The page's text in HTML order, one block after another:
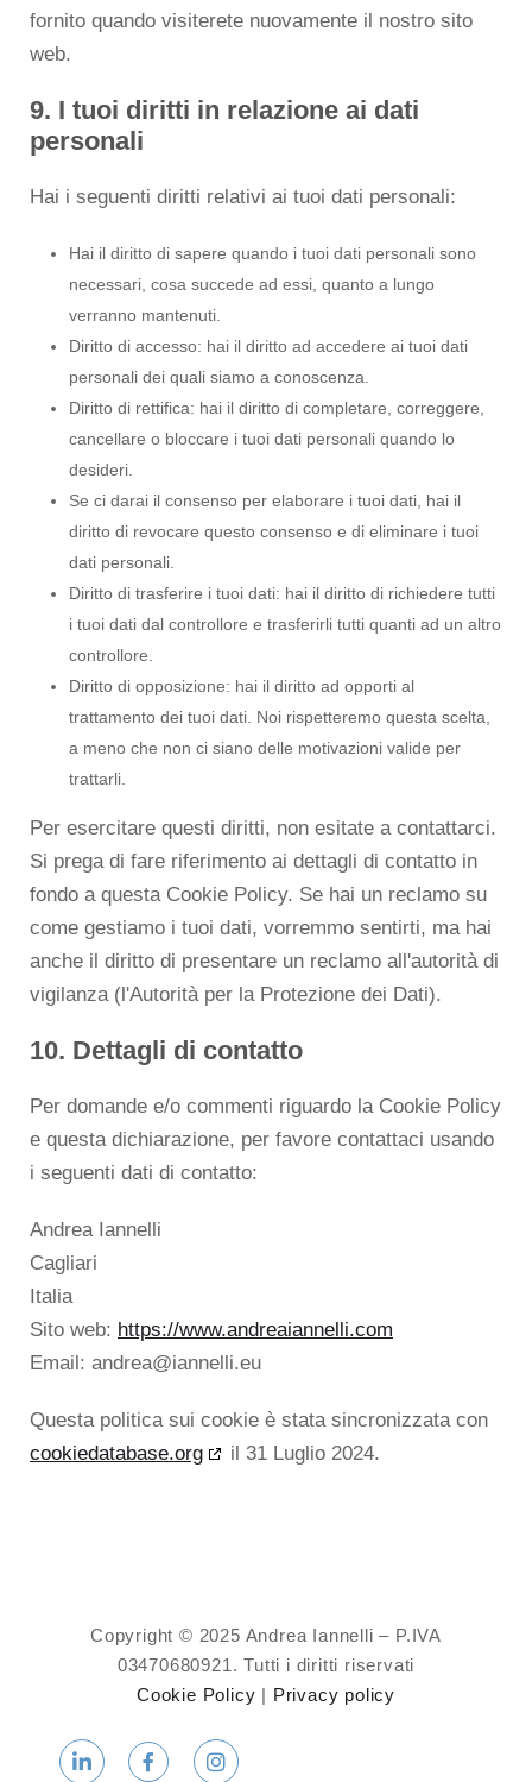
fornito quando visiterete nuovamente il nostro sito
web.
9. I tuoi diritti in relazione ai dati
personali
Hai i seguenti diritti relativi ai tuoi dati personali:
Hai il diritto di sapere quando i tuoi dati personali sono
necessari, cosa succede ad essi, quanto a lungo
verranno mantenuti.
Diritto di accesso: hai il diritto ad accedere ai tuoi dati
personali dei quali siamo a conoscenza.
Diritto di rettifica: hai il diritto di completare, correggere,
cancellare o bloccare i tuoi dati personali quando lo
desideri.
Se ci darai il consenso per elaborare i tuoi dati, hai il
diritto di revocare questo consenso e di eliminare i tuoi
dati personali.
Diritto di trasferire i tuoi dati: hai il diritto di richiedere tutti
i tuoi dati dal controllore e trasferirli tutti quanti ad un altro
controllore.
Diritto di opposizione: hai il diritto ad opporti al
trattamento dei tuoi dati. Noi rispetteremo questa scelta,
a meno che non ci siano delle motivazioni valide per
trattarli.
Per esercitare questi diritti, non esitate a contattarci.
Si prega di fare riferimento ai dettagli di contatto in
fondo a questa Cookie Policy. Se hai un reclamo su
come gestiamo i tuoi dati, vorremmo sentirti, ma hai
anche il diritto di presentare un reclamo all'autorità di
vigilanza (l'Autorità per la Protezione dei Dati).
10. Dettagli di contatto
Per domande e/o commenti riguardo la Cookie Policy
e questa dichiarazione, per favore contattaci usando
i seguenti dati di contatto:
Andrea Iannelli
Cagliari
Italia
Sito web: https://www.andreaiannelli.com
Email: andrea@iannelli.eu
Questa politica sui cookie è stata sincronizzata con
cookiedatabase.org
il 31 Luglio 2024.
Copyright © 2025 Andrea Iannelli – P.IVA
03470680921. Tutti i diritti riservati
Cookie Policy | Privacy policy